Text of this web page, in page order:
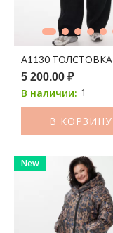
А1130
5 200.00 ₽
В наличии: 1
В КОРЗИНУ
New